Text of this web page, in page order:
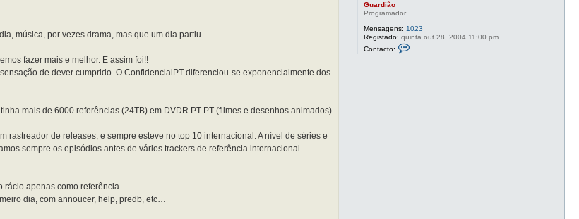
Guardião
Programador
Mensagens: 1023
Registado: quinta out 28, 2004 11:00 pm
Contacto:
música, por vezes drama, mas que um dia partiu…
fazer mais e melhor. E assim foi!!
de dever cumprido. O ConfidencialPT diferenciou-se exponencialmente dos
mais de 6000 referências (24TB) em DVDR PT-PT (filmes e desenhos animados)
rastreador de releases, e sempre esteve no top 10 internacional. A nível de séries e
sempre os episódios antes de vários trackers de referência internacional.
rácio apenas como referência.
dia, com annoucer, help, predb, etc…